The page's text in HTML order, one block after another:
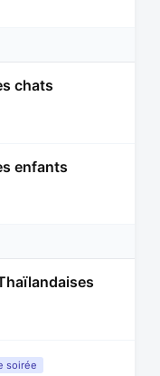
chats
enfants
soirée